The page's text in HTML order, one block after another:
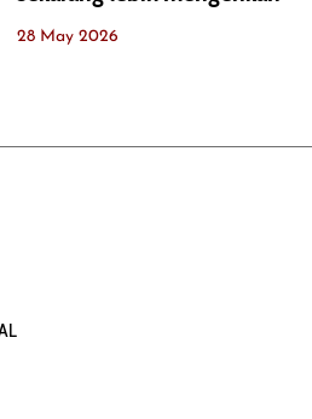
28 May 2026